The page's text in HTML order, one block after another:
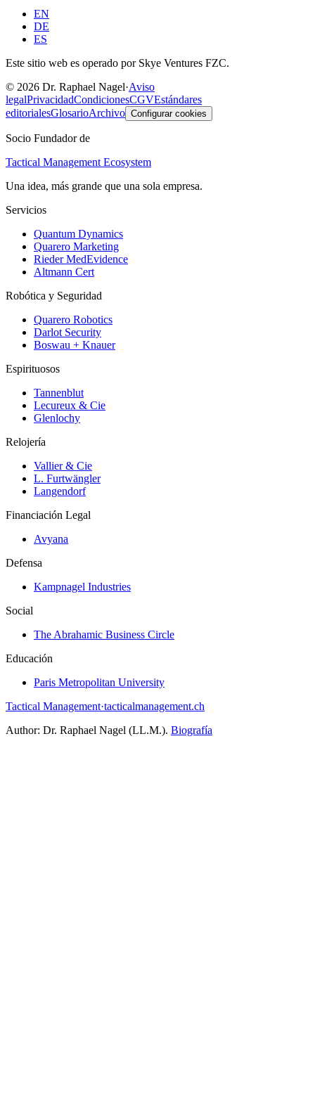
EN
DE
ES
Este sitio web es operado por Skye Ventures FZC.
© 2026 Dr. Raphael Nagel·Aviso
legalPrivacidadCondicionesCGVEstándares
editorialesGlosarioArchivo Configurar cookies
Socio Fundador de
Tactical Management Ecosystem
Una idea, más grande que una sola empresa.
Servicios
Quantum Dynamics
Quarero Marketing
Rieder MedEvidence
Altmann Cert
Robótica y Seguridad
Quarero Robotics
Darlot Security
Boswau + Knauer
Espirituosos
Tannenblut
Lecureux & Cie
Glenlochy
Relojería
Vallier & Cie
L. Furtwängler
Langendorf
Financiación Legal
Avyana
Defensa
Kampnagel Industries
Social
The Abrahamic Business Circle
Educación
Paris Metropolitan University
Tactical Management·tacticalmanagement.ch
Author: Dr. Raphael Nagel (LL.M.). Biografía